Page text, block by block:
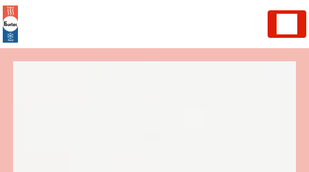
Panneau de gestion des cookies